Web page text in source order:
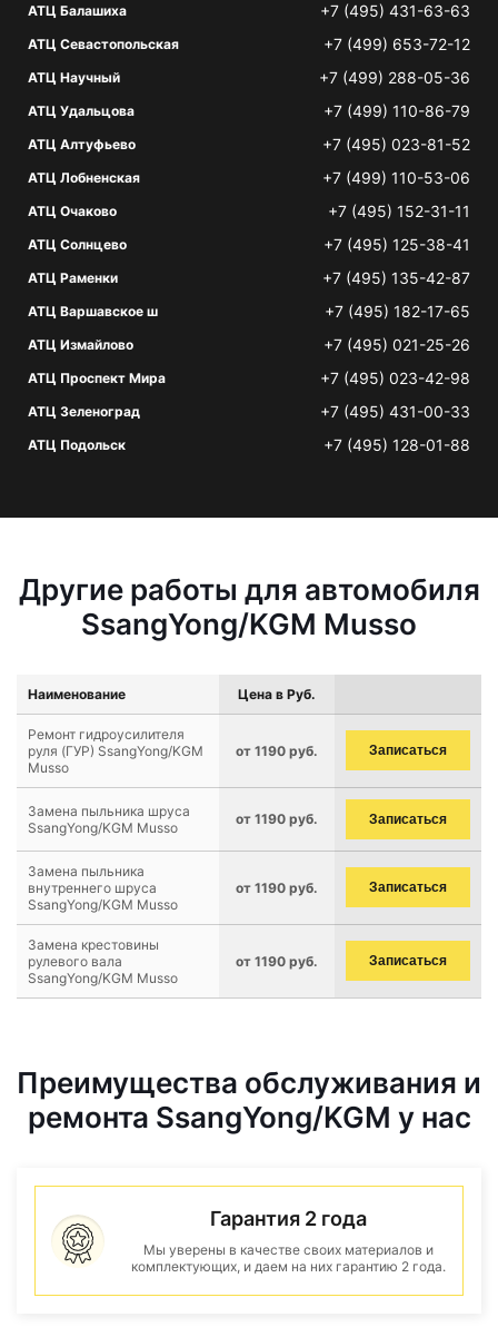
АТЦ Балашиха +7 (495) 431-63-63
АТЦ Севастопольская +7 (499) 653-72-12
АТЦ Научный +7 (499) 288-05-36
АТЦ Удальцова +7 (499) 110-86-79
АТЦ Алтуфьево +7 (495) 023-81-52
АТЦ Лобненская +7 (499) 110-53-06
АТЦ Очаково +7 (495) 152-31-11
АТЦ Солнцево +7 (495) 125-38-41
АТЦ Раменки +7 (495) 135-42-87
АТЦ Варшавское ш +7 (495) 182-17-65
АТЦ Измайлово +7 (495) 021-25-26
АТЦ Проспект Мира +7 (495) 023-42-98
АТЦ Зеленоград +7 (495) 431-00-33
АТЦ Подольск +7 (495) 128-01-88
Другие работы для автомобиля
SsangYong/KGM Musso
Наименование Цена в Руб.
Ремонт гидроусилителя
руля (ГУР) SsangYong/KGM
Musso
от 1190 руб. Записаться
Замена пыльника шруса
SsangYong/KGM Musso
от 1190 руб. Записаться
Замена пыльника
внутреннего шруса
SsangYong/KGM Musso
от 1190 руб. Записаться
Замена крестовины
рулевого вала
SsangYong/KGM Musso
от 1190 руб. Записаться
Преимущества обслуживания и
ремонта SsangYong/KGM у нас
Гарантия 2 года
Мы уверены в качестве своих материалов и
комплектующих, и даем на них гарантию 2 года.